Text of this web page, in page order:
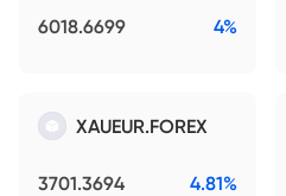
6018.6699 4%
XAUEUR.FOREX
3701.3694 4.81%